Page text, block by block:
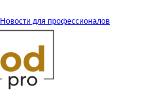
Новости для профессионалов